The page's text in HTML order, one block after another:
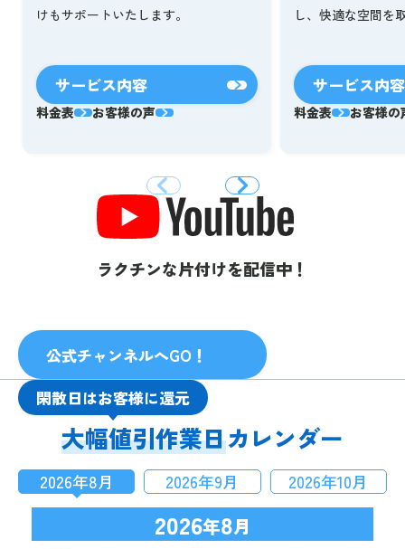
けもサポートいたします。
サービス内容
料金表 お客様の声
し、快適な空間を
サービス内容
料金表 お客様の
ラクチンな片付けを配信中！
公式チャンネルへGO！
閑散日はお客様に還元
大幅値引作業日カレンダー
2026年8月 2026年9月 2026年10月
2026年8月